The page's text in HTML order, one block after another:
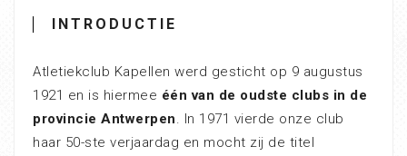
INTRODUCTIE
Atletiekclub Kapellen werd gesticht op 9 augustus
1921 en is hiermee één van de oudste clubs in de
provincie Antwerpen. In 1971 vierde onze club
haar 50-ste verjaardag en mocht zij de titel